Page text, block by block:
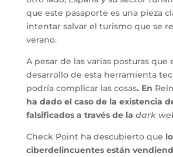
que este pasaporte es una pieza
intentar salvar el turismo que se
verano.
A pesar de las varias posturas que
desarrollo de esta herramienta
podría complicar las cosas. En
ha dado el caso de la existencia
falsificados a través de la dark
Check Point ha descubierto que
ciberdelincuentes están